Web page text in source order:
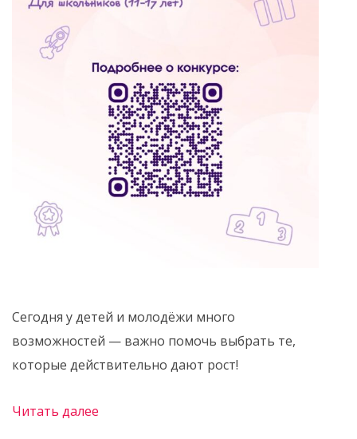
Сегодня у детей и молодёжи много
возможностей — важно помочь выбрать те,
которые действительно дают рост!
Читать далее